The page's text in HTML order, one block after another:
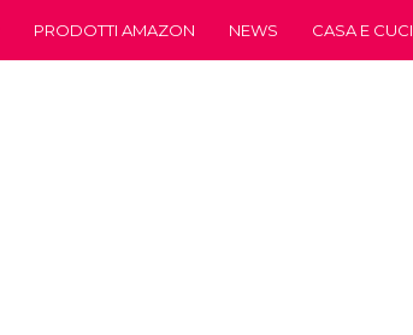
PRODOTTI AMAZON NEWS CASA E